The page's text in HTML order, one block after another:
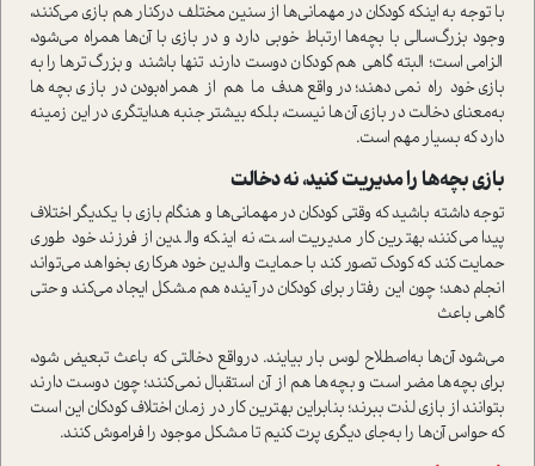
با توجه به اينكه كودكان در مهماني‌ها از سنين مختلف دركنار هم بازي مي‌كنند،
وجود بزرگ‌سالی با بچه‌ها ارتباط خوبي دارد و در بازي با آن‌ها همراه می‌شود،
الزامي ا‌ست؛ البته گاهي هم كودكان دوست دارند تنها باشند و بزرگ‌ترها را به
بازي خود راه نمي‌دهند‌؛ در‌واقع هدف ما هم از همراه‌بودن در بازي بچه‌ها
به‌معناي دخالت در بازي آن‌ها نيست، بلكه بيشتر جنبه هدايتگري در اين زمينه
دارد که بسیار مهم ا‌ست.
بازي بچه‌ها را مديريت كنيد‌، نه دخالت
توجه داشته باشيد كه وقتي كودكان در مهماني‌ها‌ و هنگام بازي با یکديگر اختلاف
پيدا مي‌كنند، بهترين كار مديريت ا‌ست، نه اينكه والدين از فرزند خود طوری
حمايت کند كه كودك تصور کند با حمايت والدين خود هركاري بخواهد مي‌تواند
انجام دهد؛ چون اين رفتار براي كودكان در آينده هم مشكل ايجاد مي‌كند و حتي
گاهي باعث
مي‌شود آن‌ها به‌اصطلاح لوس بار بيايند. در‌واقع دخالتي كه باعث تبعيض شود،
براي بچه‌ها مضر ا‌ست و بچه‌ها هم از آن ا‌ستقبال نمي‌كنند؛ چون دوست دارند
بتوانند از بازي لذت ببرند؛ بنابراين بهترين كار در زمان اختلاف كودكان اين ا‌ست
كه حواس آن‌ها را به‌جاي ديگري پرت كنيم تا مشكل موجود را فراموش كنند‌.